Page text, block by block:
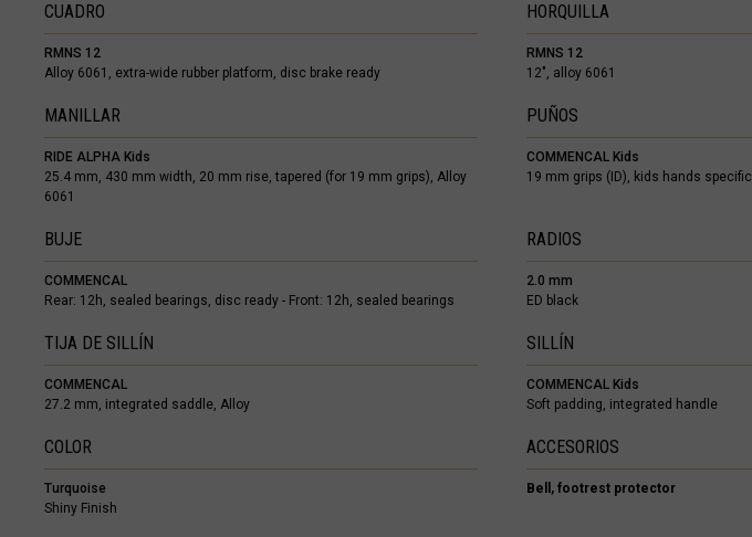
Botsuana, Botswana
Bután, Druk Yul, འབྲུག་ཡུལ
Cabo Verde
Camboya, Kampuchea កម្ពុជា
Camerún, Cameroon, Cameroun
CUADRO
RMNS 12
Alloy 6061, extra-wide rubber platform, disc brake ready
HORQUILLA
RMNS 12
12", alloy 6061
MANILLAR
RIDE ALPHA Kids
25.4 mm, 430 mm width, 20 mm rise, tapered (for 19 mm grips), Alloy
6061
PUÑOS
COMMENCAL Kids
19 mm grips (ID), kids hands specific
BUJE
COMMENCAL
Rear: 12h, sealed bearings, disc ready - Front: 12h, sealed bearings
RADIOS
2.0 mm
ED black
TIJA DE SILLÍN
COMMENCAL
27.2 mm, integrated saddle, Alloy
SILLÍN
COMMENCAL Kids
Soft padding, integrated handle
COLOR
Turquoise
Shiny Finish
ACCESORIOS
Bell, footrest protector